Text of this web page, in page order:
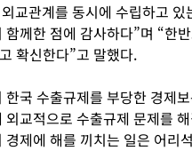
교관계를 동시에 수립하고
함께한 점에 감사하다”며 “한
확신한다”고 말했다.
국 수출규제를 부당한 경제
외교적으로 수출규제 문제를
경제에 해를 끼치는 일은 어리